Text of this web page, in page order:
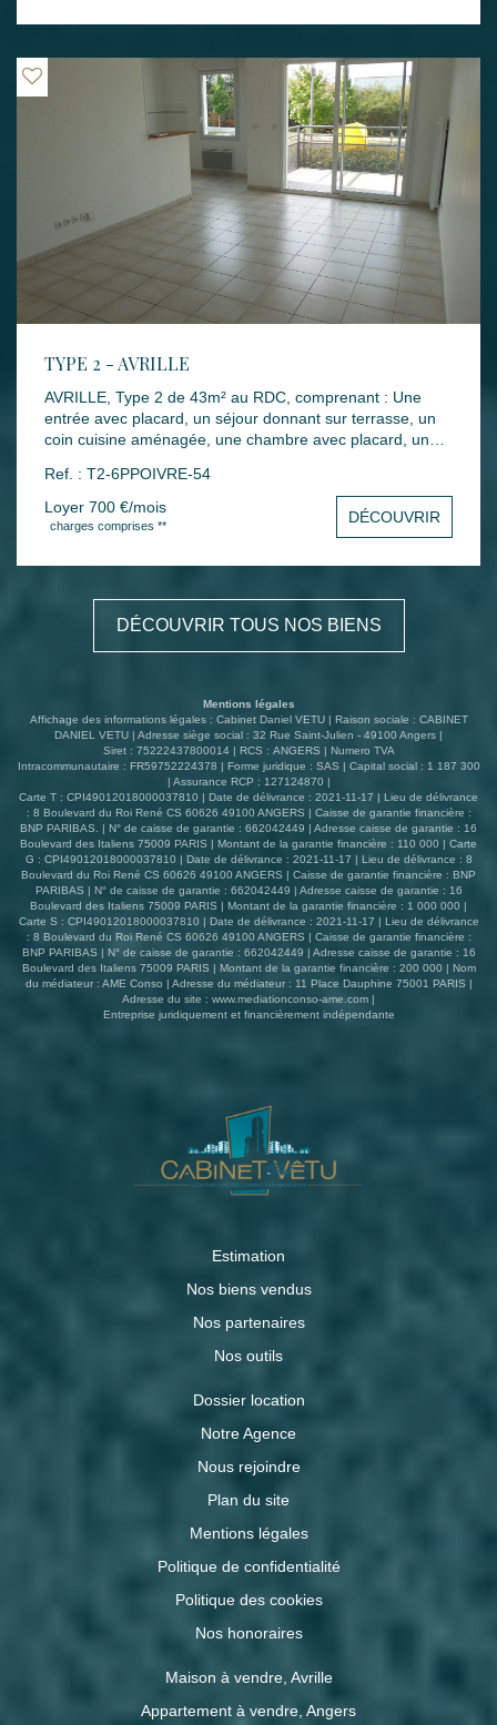
des lieux : 195 € Disponibilité : 19 Octobre 2026 Les
sont disponibles sur le site Géorisques :
www.georisques.gouv.fr
TYPE 2 - AVRILLE
AVRILLE, Type 2 de 43m² au RDC, comprenant : Une
entrée avec placard, un séjour donnant sur terrasse, un
coin cuisine aménagée, une chambre avec placard, une
Mode de chauffage : INDIVIDUEL ELECTRIQUE Loyers :
700 € dont 45 € de charges Montant des dépenses
théoriques d'énergie annuelle : entre 644 € et 872 €
Dépôt de garantie : 655 € Honoraires rédaction bail :
risques auxquels ce bien est exposé sont disponibles sur
le site Géorisques : www.georisques.gouv.fr
Ref. : T2-6PPOIVRE-54
Loyer 700 €/mois
charges comprises ** DÉCOUVRIR
DÉCOUVRIR TOUS NOS BIENS
Mentions légales
Affichage des informations légales : Cabinet Daniel VETU | Raison sociale : CABINET
DANIEL VETU | Adresse siège social : 32 Rue Saint-Julien - 49100 Angers |
Siret : 75222437800014 | RCS : ANGERS | Numero TVA
Intracommunautaire : FR59752224378 | Forme juridique : SAS | Capital social : 1 187 300
| Assurance RCP : 127124870 |
Carte T : CPI49012018000037810 | Date de délivrance : 2021-11-17 | Lieu de délivrance
: 8 Boulevard du Roi René CS 60626 49100 ANGERS | Caisse de garantie financière :
BNP PARIBAS. | N° de caisse de garantie : 662042449 | Adresse caisse de garantie : 16
Boulevard des Italiens 75009 PARIS | Montant de la garantie financière : 110 000 | Carte
G : CPI49012018000037810 | Date de délivrance : 2021-11-17 | Lieu de délivrance : 8
Boulevard du Roi René CS 60626 49100 ANGERS | Caisse de garantie financière : BNP
PARIBAS | N° de caisse de garantie : 662042449 | Adresse caisse de garantie : 16
Boulevard des Italiens 75009 PARIS | Montant de la garantie financière : 1 000 000 |
Carte S : CPI49012018000037810 | Date de délivrance : 2021-11-17 | Lieu de délivrance
: 8 Boulevard du Roi René CS 60626 49100 ANGERS | Caisse de garantie financière :
BNP PARIBAS | N° de caisse de garantie : 662042449 | Adresse caisse de garantie : 16
Boulevard des Italiens 75009 PARIS | Montant de la garantie financière : 200 000 | Nom
du médiateur : AME Conso | Adresse du médiateur : 11 Place Dauphine 75001 PARIS |
Adresse du site : www.mediationconso-ame.com
Entreprise juridiquement et financièrement indépendante
Estimation
Nos biens vendus
Nos partenaires
Nos outils
Dossier location
Notre Agence
Nous rejoindre
Plan du site
Mentions légales
Politique de confidentialité
Politique des cookies
Nos honoraires
Maison à vendre, Avrille
Appartement à vendre, Angers